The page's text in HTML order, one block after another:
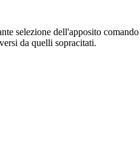
selezione dell'apposito
da quelli sopracitati.